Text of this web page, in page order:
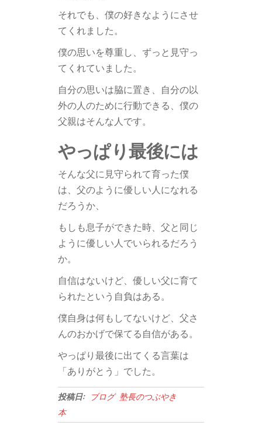
それでも、僕の好きなようにさせ
てくれました。
僕の思いを尊重し、ずっと見守っ
てくれていました。
自分の思いは脇に置き、自分の以
外の人のために行動できる、僕の
父親はそんな人です。
やっぱり最後には
そんな父に見守られて育った僕
は、父のように優しい人になれる
だろうか、
もしも息子ができた時、父と同じ
ように優しい人でいられるだろう
か。
自信はないけど、優しい父に育て
られたという自負はある。
僕自身は何もしてないけど、父さ
んのおかげで保てる自信がある。
やっぱり最後に出てくる言葉は
「ありがとう」でした。
投稿日: ブログ 塾長のつぶやき
本